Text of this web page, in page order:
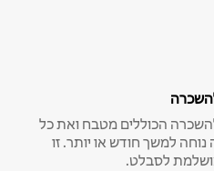
הכוללים מטבח ואת כל
נוחה למשך חודש או יותר. זו
לסבלט.